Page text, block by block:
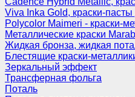
Viva Inka Gold, краски-
Polycolor Maimeri - краски-
Металлические краски
Жидкая бронза, жидкая
Блестящие краски-
Зеркальный эффект
Трансферная фольга
Поталь